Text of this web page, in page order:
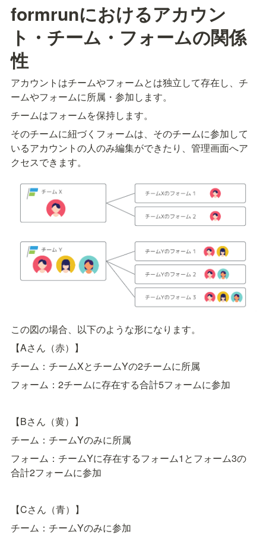
formrunにおけるアカウン
ト・チーム・フォームの関係
性
アカウントはチームやフォームとは独立して存在し、チ
ームやフォームに所属・参加します。
チームはフォームを保持します。
そのチームに紐づくフォームは、そのチームに参加して
いるアカウントの人のみ編集ができたり、管理画面へア
クセスできます。
この図の場合、以下のような形になります。
【Aさん（赤）】
チーム：チームXとチームYの2チームに所属
フォーム：2チームに存在する合計5フォームに参加
【Bさん（黄）】
チーム：チームYのみに所属
フォーム：チームYに存在するフォーム1とフォーム3の
合計2フォームに参加
【Cさん（青）】
チーム：チームYのみに参加